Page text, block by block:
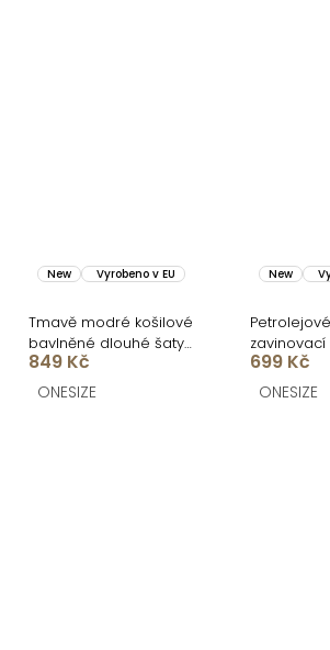
New Vyrobeno v EU
Tmavě modré košilové
bavlněné dlouhé šaty
FLORENTE
849 Kč
ONESIZE
New
zavinovací
s páskem
699 Kč
ONESIZE